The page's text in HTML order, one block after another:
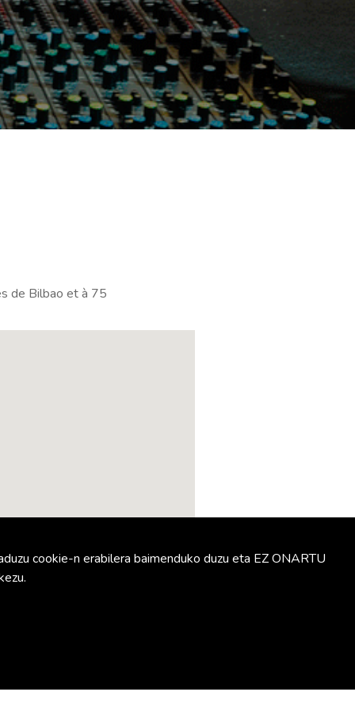
de Bilbao et à 75
cookie-n erabilera baimenduko duzu eta EZ ONARTU